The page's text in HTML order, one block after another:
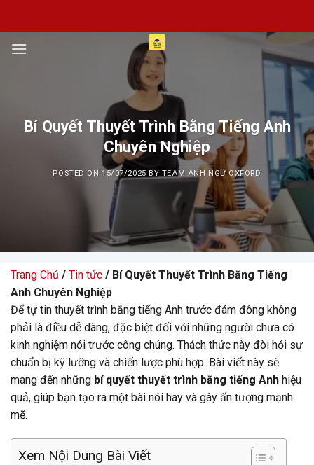
content
Bí Quyết Thuyết Trình Bằng Tiếng Anh
Chuyên Nghiệp
POSTED ON 15/07/2025 BY TEAM ANH NGỮ OXFORD
Trang Chủ / Tin tức / Bí Quyết Thuyết Trình Bằng Tiếng
Anh Chuyên Nghiệp
Để tự tin thuyết trình bằng tiếng Anh trước đám đông không
phải là điều dễ dàng, đặc biệt đối với những người chưa có
kinh nghiệm nói trước công chúng. Thách thức này đòi hỏi sự
chuẩn bị kỹ lưỡng và chiến lược phù hợp. Bài viết này sẽ
mang đến những bí quyết thuyết trình bằng tiếng Anh hiệu
quả, giúp bạn tạo ra một bài nói hay và gây ấn tượng mạnh
mẽ.
Xem Nội Dung Bài Viết